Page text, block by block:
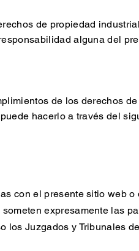
de propiedad
alguna del
de los derechos
hacerlo a través del
con el presente sitio web
expresamente las
los Juzgados y Tribunales